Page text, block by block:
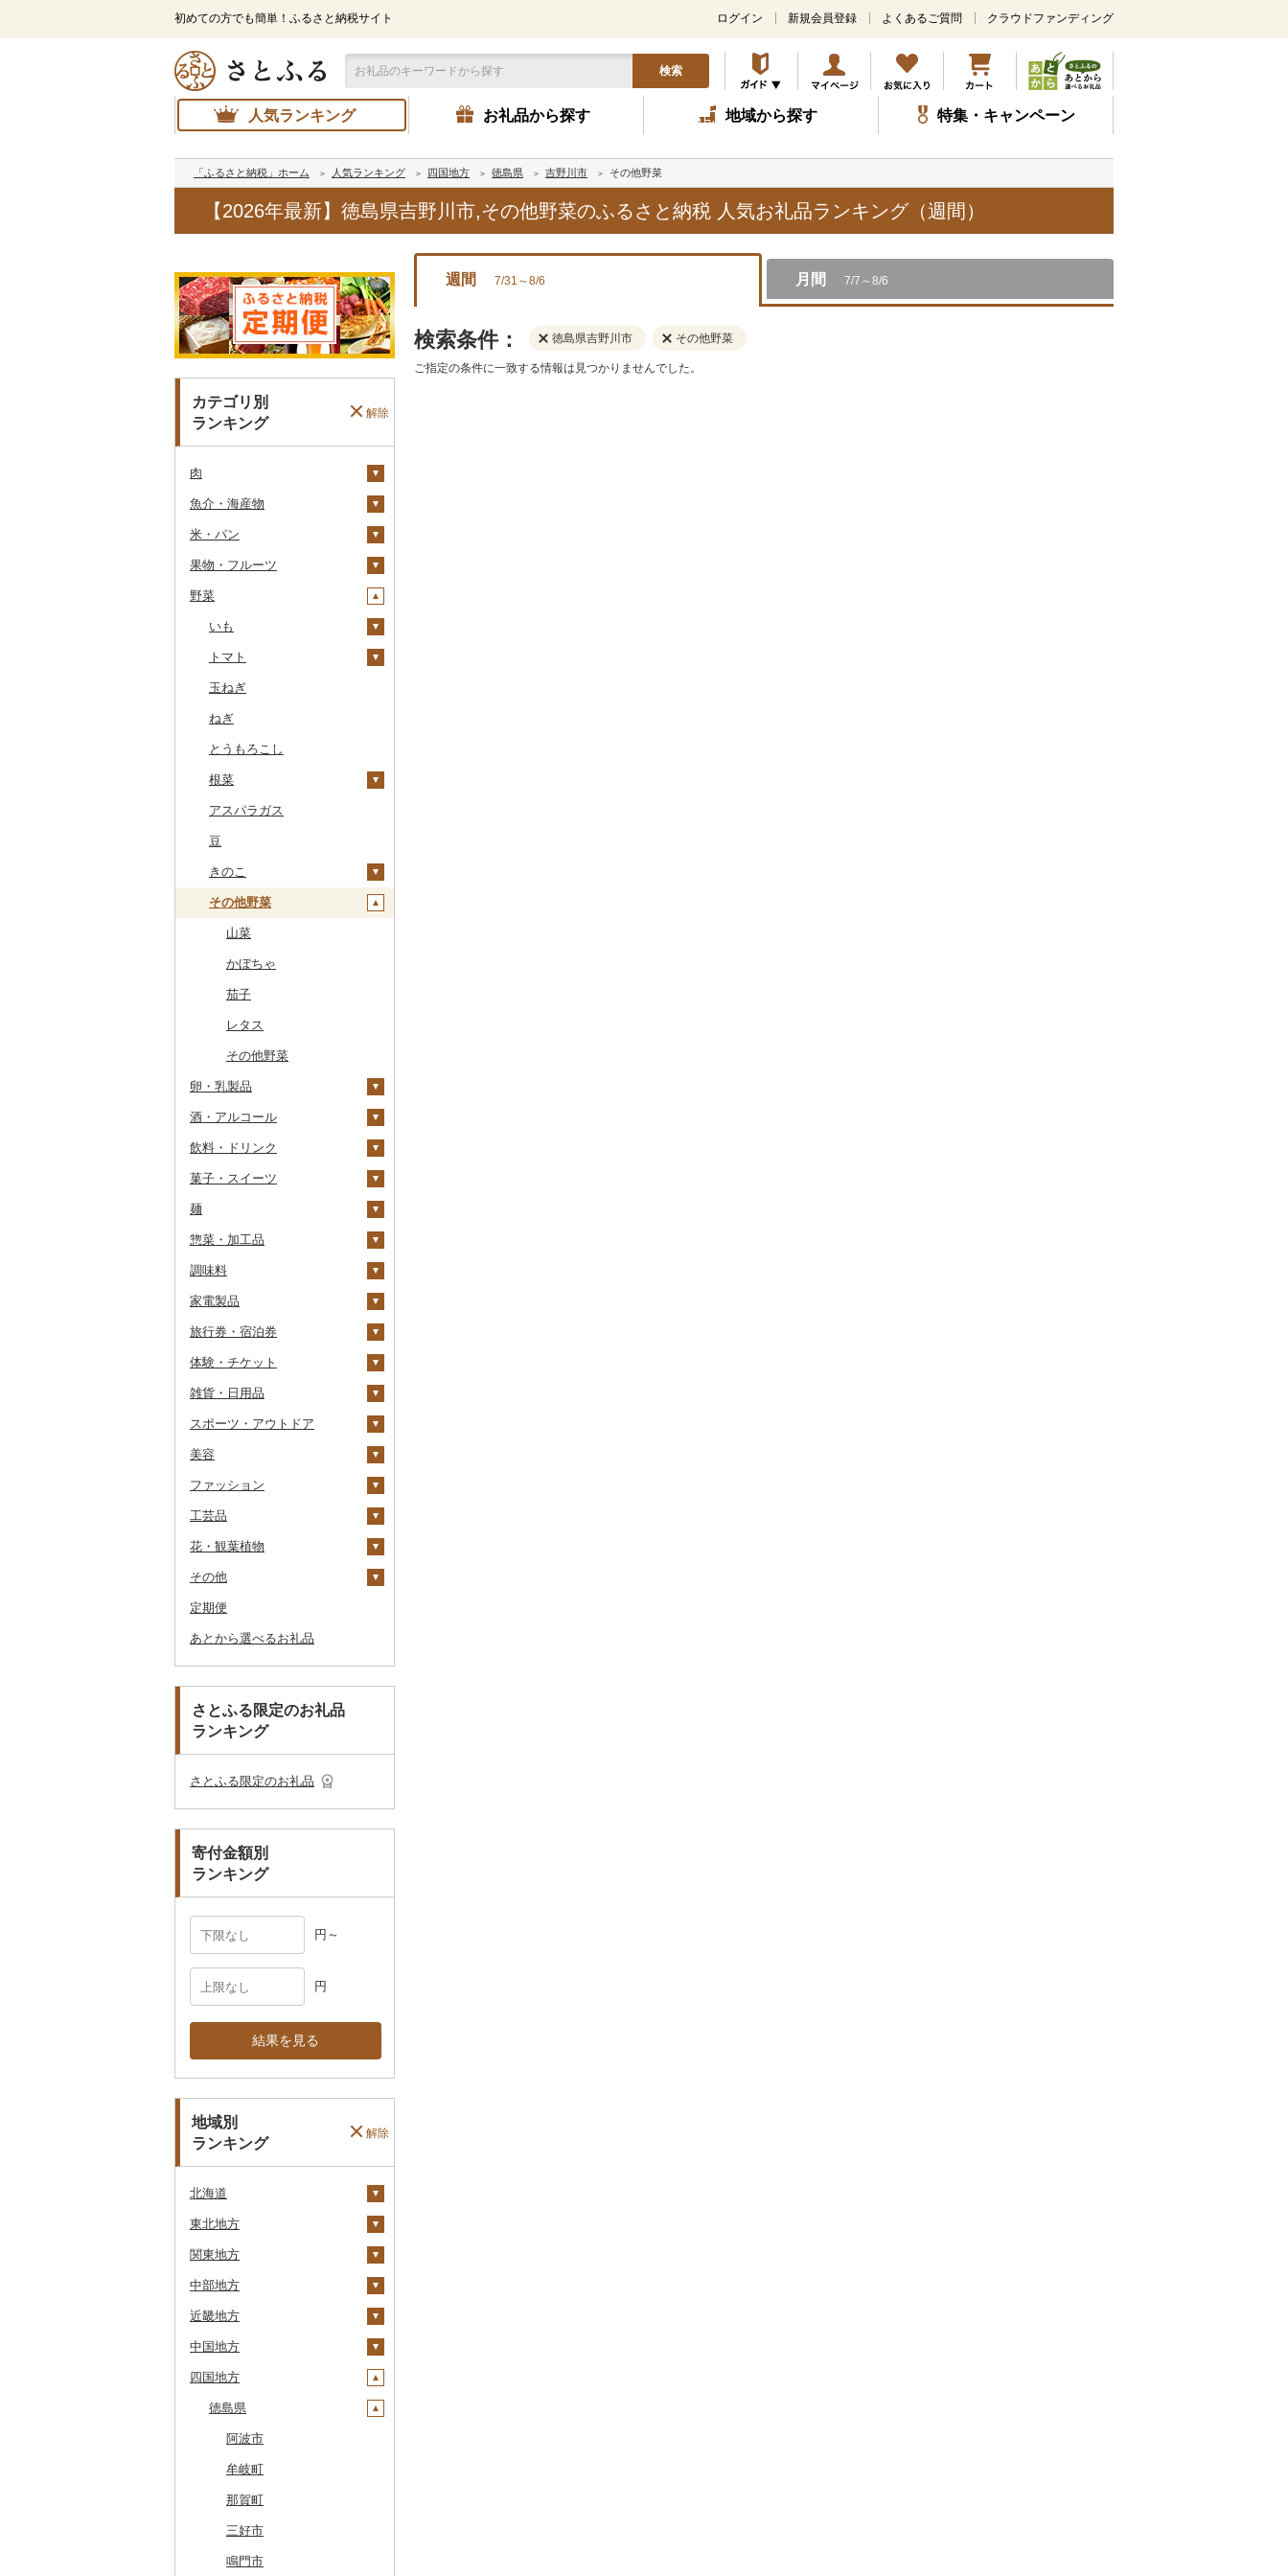
初めての方でも簡単！ふるさと納税サイト
メ
ン
コ
ン
テ
ツ
ッ
プ
ログイン 新規会員登録 よくあるご質問 クラウドファンディング
検索
人気ランキング お礼品から探す 地域から探す 特集・キャンペーン
「ふるさと納税」ホーム 人気ランキング 四国地方 徳島県 吉野川市 その他野菜
【2026年最新】徳島県吉野川市,その他野菜のふるさと納税 人気お礼品ランキング（週間）
カテゴリ別
ランキング
解除
肉
牛肉（精肉）
ステーキ
すき焼き
焼肉
牛タン
和牛
黒毛和牛
白老牛
仙台牛
米沢牛
常陸牛
上州牛
飛騨牛
近江牛
神戸牛・神戸ビーフ
但馬牛
土佐あかうし
佐賀牛
長崎和牛
あか牛
宮崎牛
牛肉（加工品）
ハンバーグ
ローストビーフ
ビーフジャーキー
その他牛肉（加工品）
豚肉（精肉）
すき焼き
しゃぶしゃぶ
焼肉
アグー豚
その他豚肉（精肉）
豚肉（加工品）
ハンバーグ
もつ鍋
ハム
ソーセージ・ウインナ
鶏肉
鶏肉（精肉）
ハム・ソーセージ
唐揚げ
中津からあげ
水炊き
地鶏
その他鶏肉
鹿肉
馬肉
羊肉・ラム肉（ジンギス
魚介・海産物
カニ
ズワイガニ
毛ガニ
かにしゃぶ
その他カニ
エビ
ボタンエビ
伊勢海老
その他エビ
いくら
うに
明太子・たらこ
明太子
たらこ
その他魚卵
数の子
からすみ
キャビア
その他魚卵
貝
帆立（ホタテ）
鮑（アワビ）
牡蠣（カキ）
しじみ
サザエ
はまぐり
その他貝
うなぎ
鮮魚
鮭・サーモン
イワシ
カツオ
金目鯛
クエ
くじら
サバ
さんま
鯛
のどぐろ
ふぐ
ブリ
その他鮮魚
イカ・タコ
タコ
海苔・海藻
海苔
わかめ
ひじき
その他海苔・海藻
干物
ししゃも
その他干物
その他魚介・加工品
しらす・ちりめん
かまぼこ・練り製品
その他魚介・加工品
米・パン
米
無洗米
玄米
金芽米
ゆめぴりか
つや姫
コシヒカリ
はえぬき
あきたこまち
ひとめぼれ
ミルキークィーン
ななつぼし
その他米
雑穀
餅
その他穀物加工品
パン
果物・フルーツ
ぶどう・マスカット
巨峰
ナガノパープル
ピオーネ
デラウェア
シャインマスカット
その他ぶどう・マスカ
いちご
りんご
もも
メロン
さくらんぼ
梨
和梨
マンゴー
みかん・柑橘
みかん
レモン
不知火・デコポン
せとか
文旦
まどんな
ポンカン
その他柑橘
すいか
キウイ
柿（カキ）
ドライフルーツ
干し柿
干し芋
その他ドライフルーツ
その他果物
びわ
ブルーベリー
パイナップル
栗
その他果物
野菜
いも
じゃがいも
さつまいも
その他いも
トマト
フルーツトマト
ミニトマト
その他トマト
玉ねぎ
ねぎ
とうもろこし
根菜
人参
自然薯
レンコン
にんにく・生姜
その他根菜
アスパラガス
豆
きのこ
しいたけ
松茸
その他きのこ
その他野菜
山菜
かぼちゃ
茄子
レタス
その他野菜
卵・乳製品
卵
チーズ
ヨーグルト
バター
その他乳製品
酒・アルコール
ビール・発泡酒
ビール
地ビール・クラフトビ
日本酒
純米吟醸
大吟醸
吟醸
その他日本酒
芋焼酎
麦焼酎
米焼酎
黒糖焼酎
その他焼酎
梅酒
泡盛
ワイン
白ワイン
赤ワイン
シャンパン・スパーク
ウイスキー
リキュール・洋酒
甘酒
ノンアルコール
その他酒
飲料・ドリンク
水・ミネラルウォーター
飲料
コーヒー豆
粉
ドリップ
茶
飲料
茶葉・ティーバッグ
静岡茶
足柄茶
知覧茶
八女茶
果汁飲料
りんごジュース
みかんジュース（オレ
紅茶
飲料
茶葉・ティーバッグ
その他飲料・ジュース
野菜ジュース
炭酸飲料
豆乳
菓子・スイーツ
クッキー
焼き菓子
プリン
ゼリー
チョコレート
カステラ
アイス・ジェラート
その他洋菓子
煎餅・おかき
羊羹
饅頭
大福
その他和菓子
麺
ラーメン
うどん
そば
パスタ
ひやむぎ
そうめん
その他麺
惣菜・加工品
惣菜
餃子
シュウマイ
コロッケ
その他惣菜
カレー・シチュー
カレー
シチュー
鍋
肉
魚
その他鍋
ピザ
レトルト
スープ
豆腐・納豆
豆腐
漬物
キムチ
その他漬物
缶詰・瓶詰
肉
魚
ジャム
その他缶詰・瓶詰
乾物
燻製（スモーク）
おせち
その他加工品
調味料
砂糖
塩
醤油
味噌
酢
だし
食用油
オリーブオイル
ごま油
はちみつ
ドレッシング
その他調味料
ケチャップ
こしょう
その他調味料
家電製品
季節・空調家電
キッチン家電
照明器具
パソコン・周辺機器
TV・オーディオ・カメラ
美容・健康家電
カー用品
時計
その他家電
旅行券・宿泊券
旅行券
JTBふるさと旅行クー
その他旅行券
宿泊券
体験・チケット
PayPay商品券
食事券
温泉・サウナ・スパ利用
券
GDOふるさとゴルフ
プレークーポン
その他のゴルフプレー
花火大会チケット
カタログギフト
雑貨・日用品
家具・インテリア
机・テーブル
その他家具・インテリ
寝具
布団
毛布
タオルケット
タオル
その他タオル
文房具・印鑑
ボールペン
ノート・ファイル
その他文房具
食器
グラス・カップ
箸
スプーン・フォーク・
ナイフ
皿・椀
その他食器
キッチン用品
フライパン
鍋
まな板
土鍋
日用品
洗剤
トイレットペーパー
ティッシュ
その他日用品
楽器・器材
本・CD・DVD
おもちゃ・ぬいぐるみ
ご当地キャラクター
ペット用品
その他雑貨
スポーツ・アウトドア
ゴルフ
ゴルフボール
ゴルフウェア
その他ゴルフ
釣り
サイクリング
アウトドア・キャンプ
その他スポーツ
その他スポーツ
美容
スキンケア
洗顔
その他スキンケア
シャンプー・リンス
石鹸・ボディーソープ
入浴剤
アロマ
プロテイン
その他美容
ファッション
鞄・バッグ
トートバッグ・ショル
ツケース
その他鞄・バッグ
洋服
女性・レディース
子供・ベビー
その他洋服
和服
靴・履物
靴・シューズ
スリッパ・下駄・草履
その他靴・履物
アクセサリー
ペンダント・ネックレ
ス
ピアス・イヤリング
その他アクセサリー
その他服飾小物
ショール・ストール
マフラー・手袋
工芸品
織物
本場奄美大島紬
陶器・漆器
唐津焼
備前焼
美濃焼
村上木彫堆朱
その他装飾品・工芸品
数珠
工芸品
播州そろばん
美濃和紙
花・観葉植物
観葉植物・苗木
花
胡蝶蘭
造花・プリザーブドフ
ラワー
その他花
盆栽・その他
その他
地域サービス
その他
定期便
あとから選べるお礼品
さとふる限定のお礼品
ランキング
さとふる限定のお礼品
寄付金額別
ランキング
円～
円
結果を見る
地域別
ランキング
解除
北海道
安平町
八雲町
鹿部町
江差町
白老町
せたな町
旭川市
森町
稚内市
標津町
清里町
北斗市
東北地方
青森県
十和田市
大鰐町
南部町
五戸町
藤崎町
六ヶ所村
東北町
三戸町
東通村
黒石市
岩手県
宮古市
軽米町
岩手町
矢巾町
釜石市
野田村
普代村
一戸町
陸前高田市
宮城県
柴田町
色麻町
丸森町
大衡村
加美町
利府町
白石市
登米市
秋田県
大潟村
横手市
能代市
小坂町
仙北市
井川町
潟上市
山形県
村山市
尾花沢市
上山市
河北町
酒田市
新庄市
福島県
天栄村
広野町
鏡石町
須賀川市
小野町
関東地方
茨城県
土浦市
取手市
つくば市
稲敷市
潮来市
五霞町
北茨城市
境町
かすみがうら市
栃木県
那須塩原市
市貝町
塩谷町
上三川町
佐野市
真岡市
高根沢町
大田原市
群馬県
榛東村
下仁田町
玉村町
安中市
川場村
昭和村
甘楽町
埼玉県
春日部市
蕨市
戸田市
毛呂山町
久喜市
ふじみ野市
千葉県
勝浦市
袖ケ浦市
我孫子市
長柄町
芝山町
東京都
八王子市
日野市
昭島市
武蔵村山市
神奈川県
南足柄市
松田町
大井町
中部地方
新潟県
十日町市
弥彦村
阿賀町
出雲崎町
魚沼市
佐渡市
燕市
南魚沼市
富山県
射水市
氷見市
朝日町
高岡市
魚津市
砺波市
入善町
石川県
羽咋市
七尾市
白山市
穴水町
輪島市
中能登町
福井県
美浜町
小浜市
越前町
若狭町
鯖江市
山梨県
富士吉田市
甲斐市
山梨市
富士川町
長野県
高森町
御代田町
飯田市
岐阜県
養老町
八百津町
静岡県
下田市
愛知県
近畿地方
三重県
鈴鹿市
伊賀市
木曽岬町
多気町
松阪市
桑名市
志摩市
滋賀県
長浜市
高島市
草津市
近江八幡市
竜王町
甲賀市
京都府
宮津市
伊根町
与謝野町
福知山市
亀岡市
大阪府
茨木市
豊能町
枚方市
河内長野市
兵庫県
上郡町
神河町
小野市
奈良県
曽爾村
河合町
和歌山県
湯浅町
中国地方
鳥取県
鳥取県（県庁）
米子市
大山町
琴浦町
日野町
鳥取市
島根県
雲南市
海士町
津和野町
飯南町
安来市
岡山県
津山市
西粟倉村
久米南町
真庭市
広島県
安芸太田町
世羅町
大竹市
山口県
柳井市
平生町
四国地方
徳島県
阿波市
牟岐町
那賀町
三好市
鳴門市
週間 7/31～8/6 月間 7/7～8/6
検索条件： 徳島県吉野川市 その他野菜
ご指定の条件に一致する情報は見つかりませんでした。